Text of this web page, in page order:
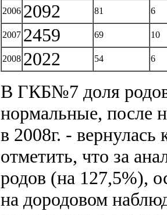
2006 2092 81 6
2007 2459 69 10
2008 2022 54 6
В ГКБ№7 доля
нормальные, после
в 2008г. -
отметить, что за
родов (на 127,5%),
на дородовом